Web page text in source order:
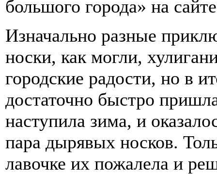
большого города» на
Изначально разные
носки, как могли,
городские радости, но в
достаточно быстро
наступила зима, и
пара дырявых носков.
лавочке их пожалела и